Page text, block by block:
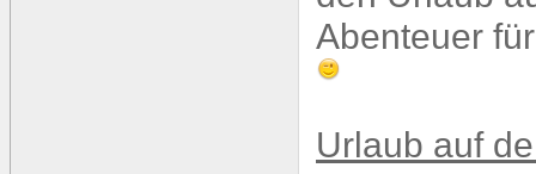
Abenteuer
Urlaub auf